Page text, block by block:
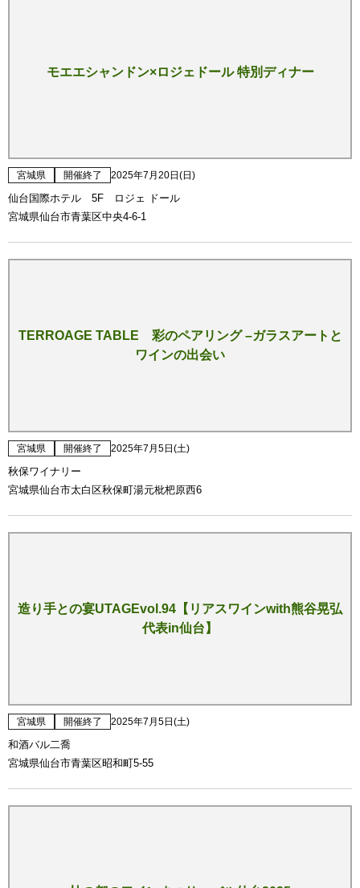
モエエシャンドン×ロジェドール 特別ディナー
宮城県 開催終了 2025年7月20日(日)
仙台国際ホテル 5F ロジェ ドール
宮城県仙台市青葉区中央4-6-1
TERROAGE TABLE 彩のペアリング –ガラスアートと
ワインの出会い
宮城県 開催終了 2025年7月5日(土)
秋保ワイナリー
宮城県仙台市太白区秋保町湯元枇杷原西6
造り手との宴UTAGEvol.94【リアスワインwith熊谷晃弘
代表in仙台】
宮城県 開催終了 2025年7月5日(土)
和酒バル二喬
宮城県仙台市青葉区昭和町5-55